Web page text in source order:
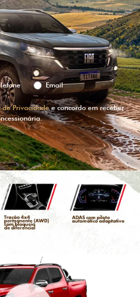
Email
de Privacidadee concordo em receber
EM CONTATO